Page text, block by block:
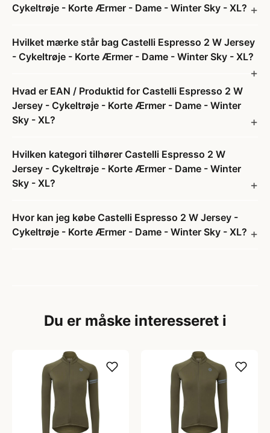
Cykeltrøje - Korte Ærmer - Dame - Winter Sky - XL?
Hvilket mærke står bag Castelli Espresso 2 W Jersey
- Cykeltrøje - Korte Ærmer - Dame - Winter Sky - XL?
Hvad er EAN / Produktid for Castelli Espresso 2 W
Jersey - Cykeltrøje - Korte Ærmer - Dame - Winter
Sky - XL?
Hvilken kategori tilhører Castelli Espresso 2 W
Jersey - Cykeltrøje - Korte Ærmer - Dame - Winter
Sky - XL?
Hvor kan jeg købe Castelli Espresso 2 W Jersey -
Cykeltrøje - Korte Ærmer - Dame - Winter Sky - XL?
Du er måske interesseret i